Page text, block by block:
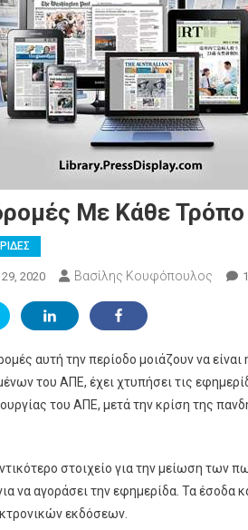
Με Κάθε Τρόπο
2020 Βασίλης Κουφόπουλος
αυτή την περίοδο μοιάζουν να
του ΑΠΕ, έχει χτυπήσει τις
του ΑΠΕ, μετά την κρίση της
στοιχείο για την μείωση των
να αγοράσει την εφημερίδα. Τα έσοδα
εκδόσεων.